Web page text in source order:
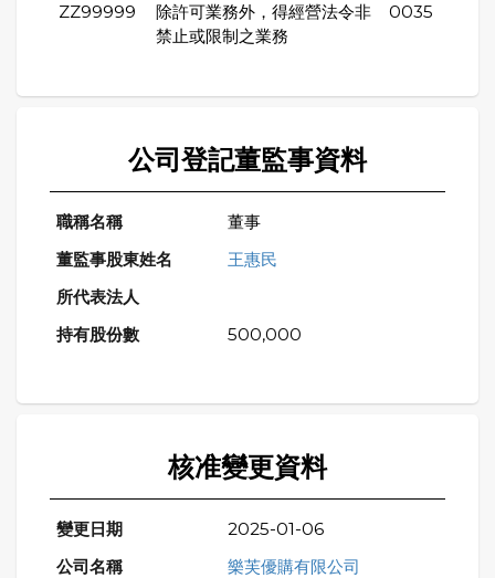
ZZ99999
除許可業務外，得經營法令非
禁止或限制之業務
0035
公司登記董監事資料
董事
王惠民
500,000
核准變更資料
2025-01-06
樂芙優購有限公司